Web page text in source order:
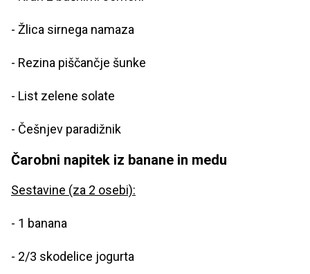
- Žlica sirnega namaza
- Rezina piščančje šunke
- List zelene solate
- Češnjev paradižnik
Čarobni napitek iz banane in medu
Sestavine (za 2 osebi):
- 1 banana
- 2/3 skodelice jogurta